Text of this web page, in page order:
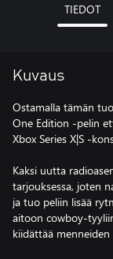
TIEDOT
Kuvaus
Ostamalla tämän
One Edition -pelin
Xbox Series X|S -
Kaksi uutta
tarjouksessa, joten
ja tuo peliin lisää
aitoon cowboy-
kiidättää